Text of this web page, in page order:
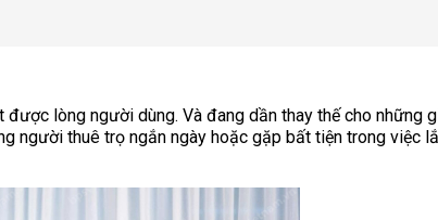
lòng người dùng. Và đang dần thay thế cho những
người thuê trọ ngắn ngày hoặc gặp bất tiện trong việc